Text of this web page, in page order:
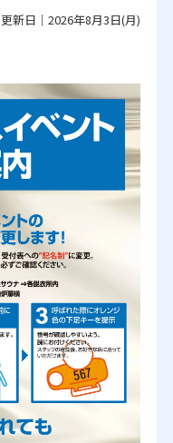
更新日｜2026年8月3日(月)